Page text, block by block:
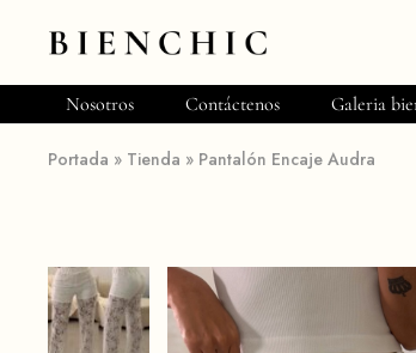
Bienchic
Moda
femenina
Nosotros Contáctenos Galeria
Portada » Tienda » Pantalón Encaje Audra